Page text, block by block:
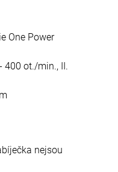
One Power
400 ot./min., II.
nejsou